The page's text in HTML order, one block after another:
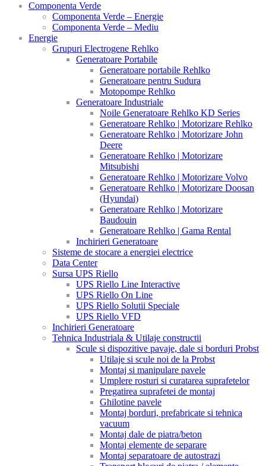
Componenta Verde
Componenta Verde – Energie
Componenta Verde – Mediu
Energie
Grupuri Electrogene Rehlko
Generatoare Portabile
Generatoare portabile Rehlko
Generatoare pentru Sudura
Motopompe Rehlko
Generatoare Industriale
Noile Generatoare Rehlko KD Series
Generatoare Rehlko | Motorizare Rehlko
Generatoare Rehlko | Motorizare John
Deere
Generatoare Rehlko | Motorizare
Mitsubishi
Generatoare Rehlko | Motorizare Volvo
Generatoare Rehlko | Motorizare Doosan
(Hyundai)
Generatoare Rehlko | Motorizare
Baudouin
Generatoare Rehlko | Gama Rental
Inchirieri Generatoare
Sisteme de stocare a energiei electrice
Data Center
Sursa UPS Riello
UPS Riello Line Interactive
UPS Riello On Line
UPS Riello Solutii Speciale
UPS Riello VFD
Inchirieri Generatoare
Tehnica Industriala & Utilaje constructii
Scule si dispozitive pavaje, dale si borduri Probst
Utilaje si scule noi de la Probst
Montaj si manipulare pavele
Umplere rosturi si curatarea suprafetelor
Pregatirea suprafetei de montaj
Ghilotine pavele
Montaj borduri, prefabricate si tehnica
vacuum
Montaj dale de piatra/beton
Montaj elemente de separare
Montaj separatoare de autostrazi